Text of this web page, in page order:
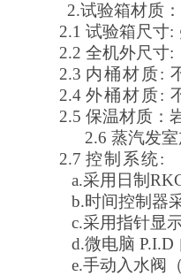
2.试验箱材质：
2.1 试验箱尺寸:
2.2 全机外尺寸:
2.3 内桶材质:
2.4 外桶材质:
2.5 保温材质：
2.6 蒸汽发
2.7 控制系统:
a.采用日制
b.时间控制器
c.采用指针显
d.微电脑 P.I.D
e.手动入水阀